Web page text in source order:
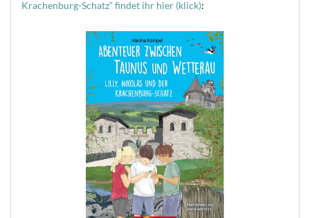
Krachenburg-Schatz“ findet ihr hier (klick):